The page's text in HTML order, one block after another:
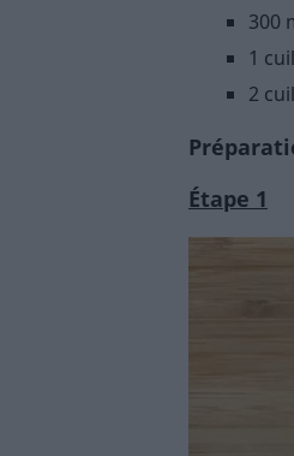
300
1
2
Étape 1